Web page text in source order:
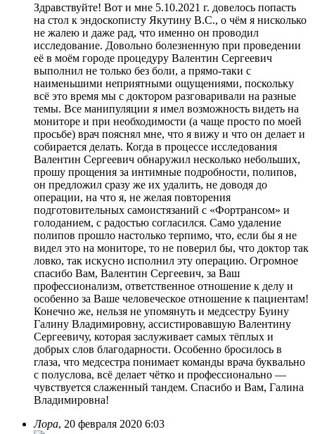
Здравствуйте! Вот и мне 5.10.2021 г. довелось попасть
на стол к эндоскописту Якутину В.С., о чём я нисколько
не жалею и даже рад, что именно он проводил
исследование. Довольно болезненную при проведении
её в моём городе процедуру Валентин Сергеевич
выполнил не только без боли, а прямо-таки с
наименьшими неприятными ощущениями, поскольку
всё это время мы с доктором разговаривали на разные
темы. Все манипуляции я имел возможность видеть на
мониторе и при необходимости (а чаще просто по моей
просьбе) врач пояснял мне, что я вижу и что он делает и
собирается делать. Когда в процессе исследования
Валентин Сергеевич обнаружил несколько небольших,
прошу прощения за интимные подробности, полипов,
он предложил сразу же их удалить, не доводя до
операции, на что я, не желая повторения
подготовительных самоистязаний с «Фортрансом» и
голоданием, с радостью согласился. Само удаление
полипов прошло настолько терпимо, что, если бы я не
видел это на мониторе, то не поверил бы, что доктор так
ловко, так искусно исполнил эту операцию. Огромное
спасибо Вам, Валентин Сергеевич, за Ваш
профессионализм, ответственное отношение к делу и
особенно за Ваше человеческое отношение к пациентам!
Конечно же, нельзя не упомянуть и медсестру Буину
Галину Владимировну, ассистировавшую Валентину
Сергеевичу, которая заслуживает самых тёплых и
добрых слов благодарности. Особенно бросилось в
глаза, что медсестра понимает команды врача буквально
с полуслова, всё делает чётко и профессионально —
чувствуется слаженный тандем. Спасибо и Вам, Галина
Владимировна!
Лора, 20 февраля 2020 6:03